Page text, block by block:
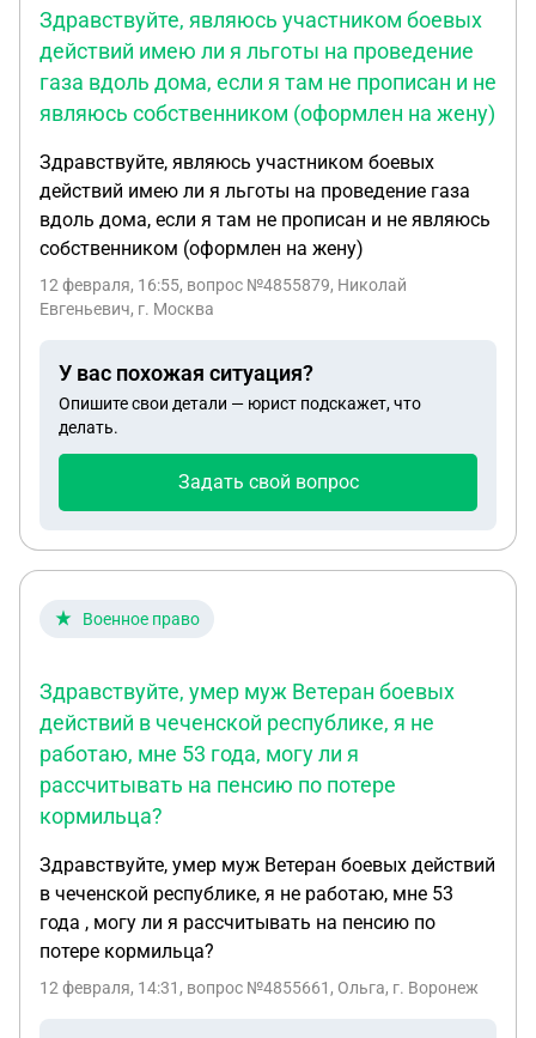
Здравствуйте, являюсь участником боевых
действий имею ли я льготы на проведение
газа вдоль дома, если я там не прописан и не
являюсь собственником (оформлен на жену)
Здравствуйте, являюсь участником боевых
действий имею ли я льготы на проведение газа
вдоль дома, если я там не прописан и не являюсь
собственником (оформлен на жену)
12 февраля, 16:55, вопрос №4855879, Николай
Евгеньевич, г. Москва
У вас похожая ситуация?
Опишите свои детали — юрист подскажет, что
делать.
Задать свой вопрос
Военное право
Здравствуйте, умер муж Ветеран боевых
действий в чеченской республике, я не
работаю, мне 53 года, могу ли я
рассчитывать на пенсию по потере
кормильца?
Здравствуйте, умер муж Ветеран боевых действий
в чеченской республике, я не работаю, мне 53
года , могу ли я рассчитывать на пенсию по
потере кормильца?
12 февраля, 14:31 , вопрос №4855661, Ольга, г. Воронеж